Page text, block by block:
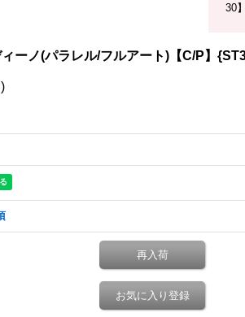
30】
ィーノ(パラレル/フルアート)【C/P】
再入荷
お気に入り登録